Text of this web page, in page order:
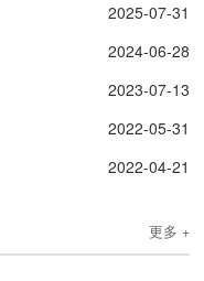
2025-07-31
2024-06-28
2023-07-13
2022-05-31
2022-04-21
更多 +